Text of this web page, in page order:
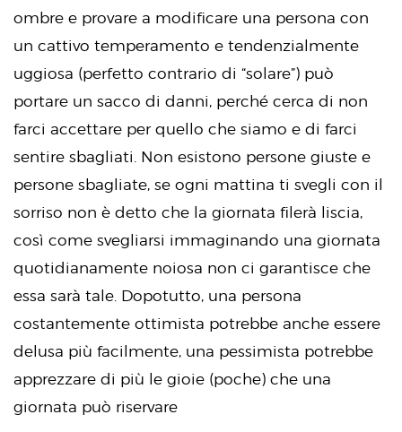
ombre e provare a modificare una persona con
un cattivo temperamento e tendenzialmente
uggiosa (perfetto contrario di “solare”) può
portare un sacco di danni, perché cerca di non
farci accettare per quello che siamo e di farci
sentire sbagliati. Non esistono persone giuste e
persone sbagliate, se ogni mattina ti svegli con il
sorriso non è detto che la giornata filerà liscia,
così come svegliarsi immaginando una giornata
quotidianamente noiosa non ci garantisce che
essa sarà tale. Dopotutto, una persona
costantemente ottimista potrebbe anche essere
delusa più facilmente, una pessimista potrebbe
apprezzare di più le gioie (poche) che una
giornata può riservare